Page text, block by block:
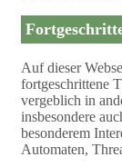
Auf dieser
fortgeschrittene
vergeblich in
insbesondere
besonderem
Automaten,